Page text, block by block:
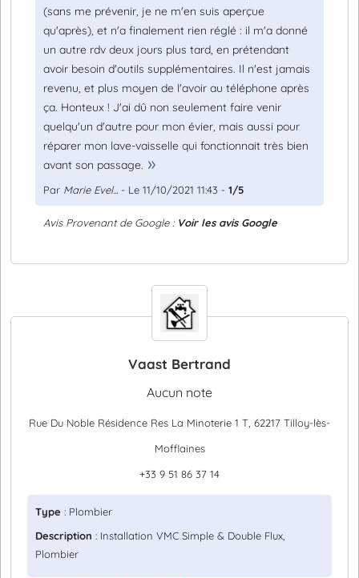
(sans me prévenir, je ne m'en suis aperçue
qu'après), et n'a finalement rien réglé : il m'a donné
un autre rdv deux jours plus tard, en prétendant
avoir besoin d'outils supplémentaires. Il n'est jamais
revenu, et plus moyen de l'avoir au téléphone après
ça. Honteux ! J'ai dû non seulement faire venir
quelqu'un d'autre pour mon évier, mais aussi pour
réparer mon lave-vaisselle qui fonctionnait très bien
avant son passage.
Par Marie Evel... - Le 11/10/2021 11:43 - 1/5
Avis Provenant de Google : Voir les avis Google
Vaast Bertrand
Aucun note
Rue Du Noble Résidence Res La Minoterie 1 T, 62217 Tilloy-lès-
Mofflaines
+33 9 51 86 37 14
Type : Plombier
Description : Installation VMC Simple & Double Flux,
Plombier